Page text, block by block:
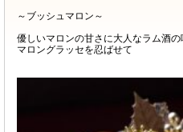
～ブッシュマロン～
優しいマロンの甘さに大人なラム酒の
マロングラッセを忍ばせて